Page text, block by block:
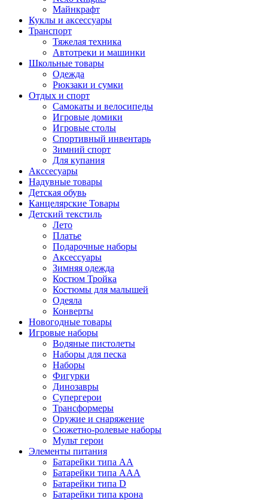
Майнкрафт
Куклы и аксессуары
Транспорт
Тяжелая техника
Автотреки и машинки
Школьные товары
Одежда
Рюкзаки и сумки
Отдых и спорт
Самокаты и велосипеды
Игровые домики
Игровые столы
Спортивный инвентарь
Зимний спорт
Для купания
Акссесуары
Надувные товары
Детская обувь
Канцелярские Товары
Детский текстиль
Лето
Платье
Подарочные наборы
Аксессуары
Зимняя одежда
Костюм Тройка
Костюмы для малышей
Одеяла
Конверты
Новогодные товары
Игровые наборы
Водяные пистолеты
Наборы для песка
Наборы
Фигурки
Динозавры
Супергерои
Трансформеры
Оружие и снаряжение
Сюжетно-ролевые наборы
Мульт герои
Элементы питания
Батарейки типа АА
Батарейки типа ААА
Батарейки типа D
Батарейки типа крона